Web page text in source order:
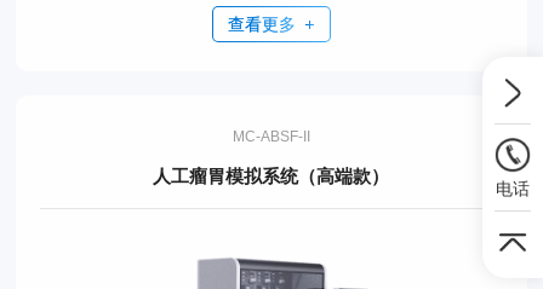
查看更多
MC-ABSF-II
人工瘤胃模拟系统（高端款）
电话